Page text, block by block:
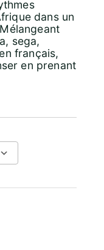
dans un
sega,
français,
en prenant